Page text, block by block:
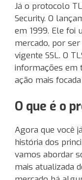
Já o protocolo
Security. O
em 1999. Ele foi
mercado, por
vigente SSL. O
informações em
ação mais
O que é o
Agora que você
história dos
vamos abordar
mais atualizada